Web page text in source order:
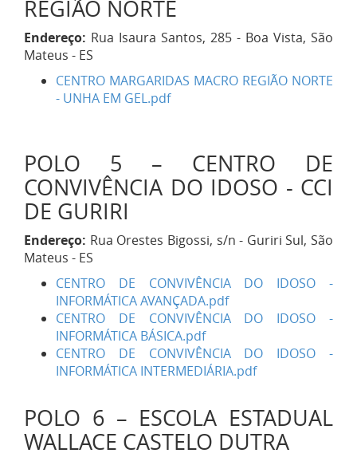
REGIÃO NORTE
Endereço: Rua Isaura Santos, 285 - Boa Vista, São
Mateus - ES
CENTRO MARGARIDAS MACRO REGIÃO NORTE
- UNHA EM GEL.pdf
POLO 5 – CENTRO DE
CONVIVÊNCIA DO IDOSO - CCI
DE GURIRI
Endereço: Rua Orestes Bigossi, s/n - Guriri Sul, São
Mateus - ES
CENTRO DE CONVIVÊNCIA DO IDOSO -
INFORMÁTICA AVANÇADA.pdf
CENTRO DE CONVIVÊNCIA DO IDOSO -
INFORMÁTICA BÁSICA.pdf
CENTRO DE CONVIVÊNCIA DO IDOSO -
INFORMÁTICA INTERMEDIÁRIA.pdf
POLO 6 – ESCOLA ESTADUAL
WALLACE CASTELO DUTRA